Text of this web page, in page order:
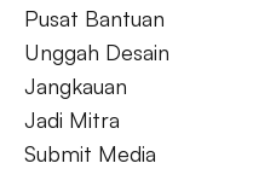
Pusat Bantuan
Unggah Desain
Jangkauan
Jadi Mitra
Submit Media